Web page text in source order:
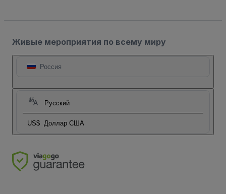
Живые мероприятия по всему миру
Россия
Русский
US$ Доллар США